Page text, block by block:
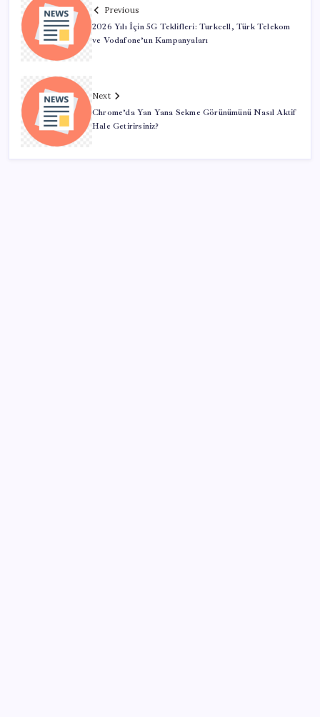
Previous
2026 Yılı İçin 5G Teklifleri: Turkcell, Türk Telekom
ve Vodafone’un Kampanyaları
Next
Chrome’da Yan Yana Sekme Görünümünü Nasıl Aktif
Hale Getirirsiniz?